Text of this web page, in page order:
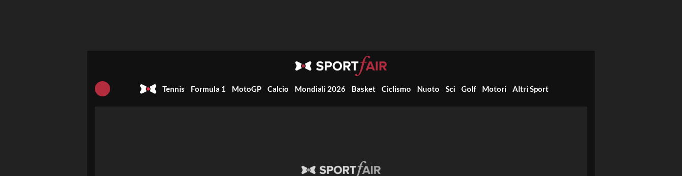
Tennis Formula 1 MotoGP Calcio Mondiali 2026 Basket Ciclismo Nuoto Sci Golf Motori Altri Sport